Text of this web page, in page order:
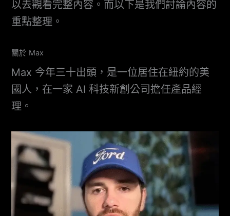
以去觀看完整內容。而以下是我們討論內容的
重點整理。
關於 Max
Max 今年三十出頭，是一位居住在紐約的美
國人，在一家 AI 科技新創公司擔任產品經
理。